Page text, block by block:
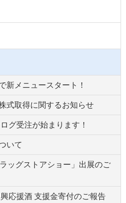
新メニュースタート！
式取得に関するお知らせ
グ受注が始まります！
いて
ッグストアショー」出展のご
応援酒 支援金寄付のご報告